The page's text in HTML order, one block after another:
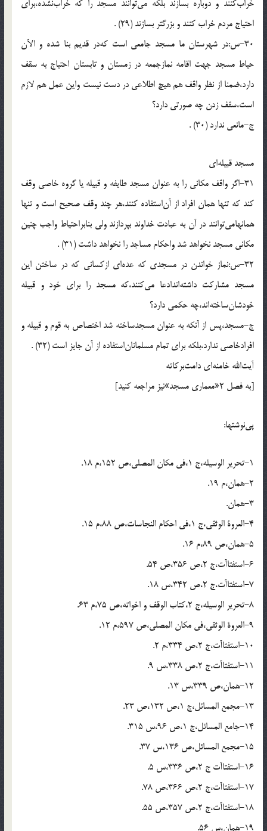
خراب‌كنند و دوباره بسازند بلكه مى‌توانند مسجد را كه خراب‌نشده،براى
احتياج مردم خراب كنند و بزرگتر بسازند (29) .
30-س:در شهرستان ما مسجد جامعى است كه‌در قديم بنا شده و الآن
حياط مسجد جهت اقامه نمازجمعه در زمستان و تابستان احتياج به سقف
دارد،ضمنا از نظر واقف هم هيچ اطلاعى در دست نيست واين عمل هم لازم
است،سقف زدن چه صورتى دارد؟
ج-مانعى ندارد (30) .
مسجد قبيله‌اى
31-اگر واقف مكانى را به عنوان مسجد طايفه و قبيله يا گروه خاصى وقف
كند كه تنها همان افراد از آن‌استفاده كنند،هر چند وقف صحيح است و تنها
همانهامى‌توانند در آن به عبادت خداوند بپردازند ولى بنابراحتياط واجب چنين
مكانى مسجد نخواهد شد واحكام مساجد را نخواهد داشت (31) .
32-س:نماز خواندن در مسجدى كه عده‌اى ازكسانى كه در ساختن اين
مسجد مشاركت داشته‌اندادعا مى‌كنند،كه مسجد را براى خود و قبيله
خودشان‌ساخته‌اند،چه حكمى دارد؟
ج-مسجد،پس از آنكه به عنوان مسجدساخته شد اختصاص به قوم و قبيله و
افرادخاصى ندارد،بلكه براى تمام مسلمانان‌استفاده از آن جايز است (32) .
آيت‌الله خامنه‌اى دامت‌بركاته
[به فصل 2«معمارى مسجد»نيز مراجعه كنيد]
پى‌نوشتها:
1-تحرير الوسيله،ج 1،فى مكان المصلى،ص 152،م 18.
2-همان،م 19.
3-همان.
4-العروة الوثقى،ج 1،فى احكام النجاسات،ص 88،م 15.
5-همان،ص 89،م 16.
6-استفتاآت،ج 2،ص 356،ص 54.
7-استفتاآت،ج 2،ص 342،س 18.
8-تحرير الوسيله،ج 2،كتاب الوقف و اخواته،ص 75،م 63.
9-العروة الوثقى،فى مكان المصلى،ص 597،م 12.
10-استفتاآت،ج 2،ص 334،م 2.
11-استفتاآت،ج 2،ص 338،س 9.
12-همان،ص 339،س 13.
13-مجمع المسائل،ج 1،ص 132،ص 23.
14-جامع المسائل،ج 1،ص 96،س 315.
15-مجمع المسائل،ص 136،س 37.
16-استفتاآت ج 2،ص 336،س 5.
17-استفتاآت،ج 2،ص 366،ص 78.
18-استفتاآت،ج 2،ص 357،ص 55.